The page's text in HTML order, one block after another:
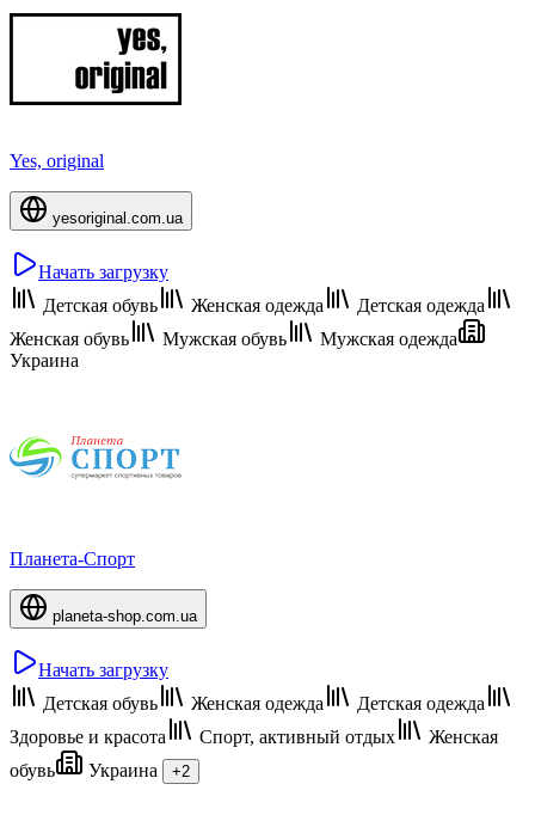
Yes, original
yesoriginal.com.ua
Начать загрузку
Детская обувь
Женская одежда
Детская одежда
Женская обувь
Мужская обувь
Мужская одежда
Украина
Планета-Спорт
planeta-shop.com.ua
Начать загрузку
Детская обувь
Женская одежда
Детская одежда
Здоровье и красота
Спорт, активный отдых
Женская
обувь
Украина +2